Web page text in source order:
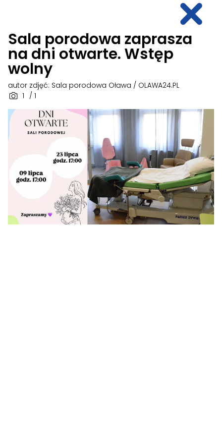
Sala porodowa zaprasza
na dni otwarte. Wstęp
wolny
1 / 1
autor zdjęć: Sala porodowa Oława / OLAWA24.PL